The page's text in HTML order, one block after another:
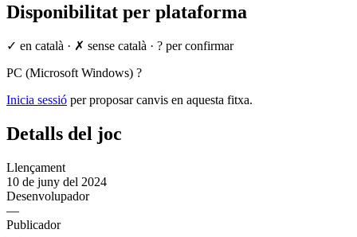
Disponibilitat per plataforma
✓ en català · ✗ sense català · ? per confirmar
PC (Microsoft Windows) ?
Inicia sessió per proposar canvis en aquesta fitxa.
Detalls del joc
Llençament
10 de juny del 2024
Desenvolupador
—
Publicador